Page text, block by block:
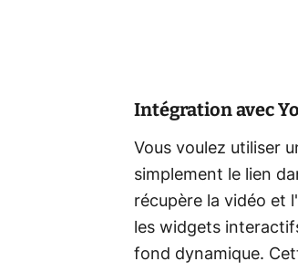
Intégration avec
Vous voulez utiliser
simplement le lien
récupère la vidéo et
les widgets
fond dynamique.